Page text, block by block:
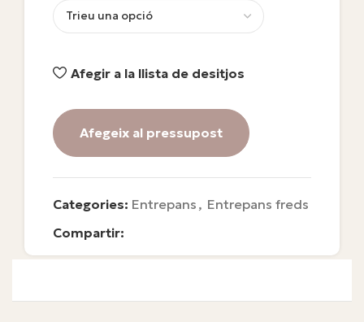
Afegir a la llista de desitjos
Afegeix al pressupost
Categories: Entrepans , Entrepans freds
Compartir: